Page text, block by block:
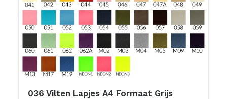
036 Vilten Lapjes A4 Formaat Grijs